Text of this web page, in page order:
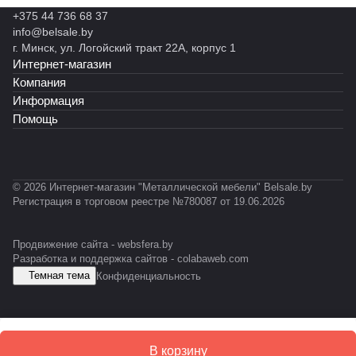
й
M
Z
-
P
R
O
F
ы
й
С
T
-
0
3
1
н
ы
й
С
У
С
ы
й
C
A
E
S
D
Р
В корзину
+375 44 736 68 37
info@belsale.by
г. Минск, ул. Логойский тракт 22А, корпус 1
Интернет-магазин
Компания
Информация
Помощь
© 2026 Интернет-магазин "Металлической мебели" Belsale.by
Регистрация в торговом реестре №780087 от 19.06.2026
Продвижение сайта - websfera.by
Разработка и поддержка сайтов - colabaweb.com
Темная тема
Конфиденциальность